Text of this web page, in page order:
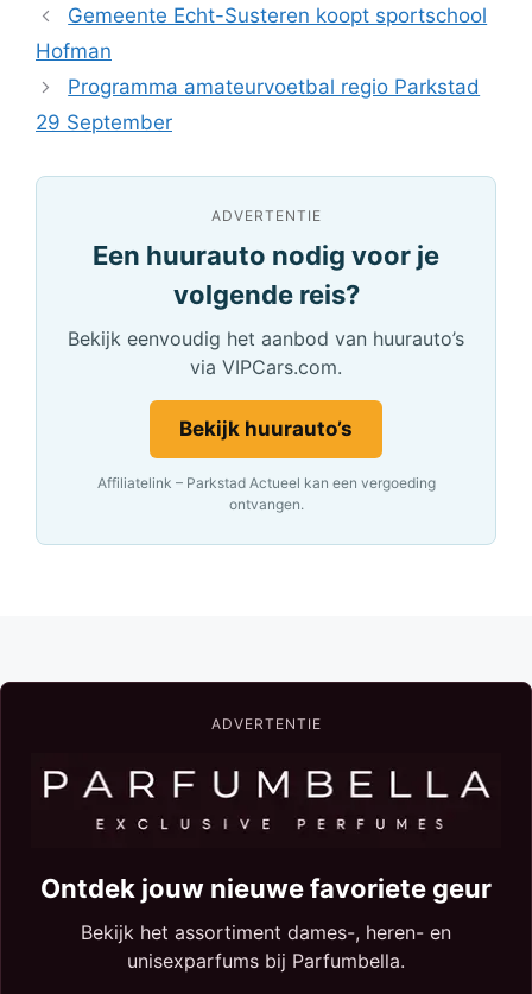
Gemeente Echt-Susteren koopt sportschool
Hofman
Programma amateurvoetbal regio Parkstad
29 September
ADVERTENTIE
Een huurauto nodig voor je
volgende reis?
Bekijk eenvoudig het aanbod van huurauto’s
via VIPCars.com.
Bekijk huurauto’s
Affiliatelink – Parkstad Actueel kan een vergoeding
ontvangen.
ADVERTENTIE
Ontdek jouw nieuwe favoriete geur
Bekijk het assortiment dames-, heren- en
unisexparfums bij Parfumbella.